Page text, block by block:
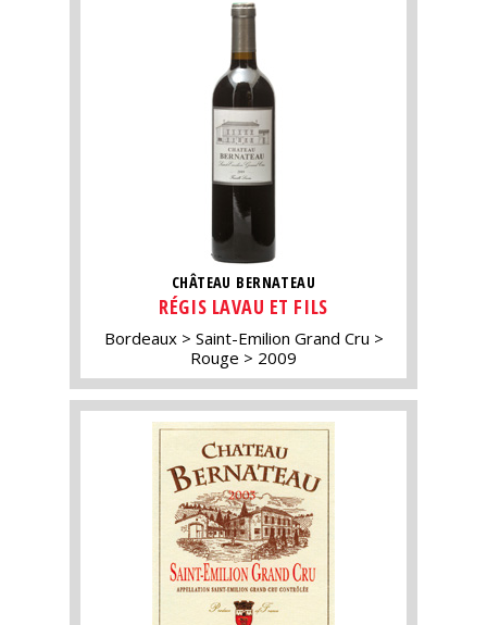
CHÂTEAU BERNATEAU
RÉGIS LAVAU ET FILS
Bordeaux
Saint-Emilion Grand Cru
Rouge
2009